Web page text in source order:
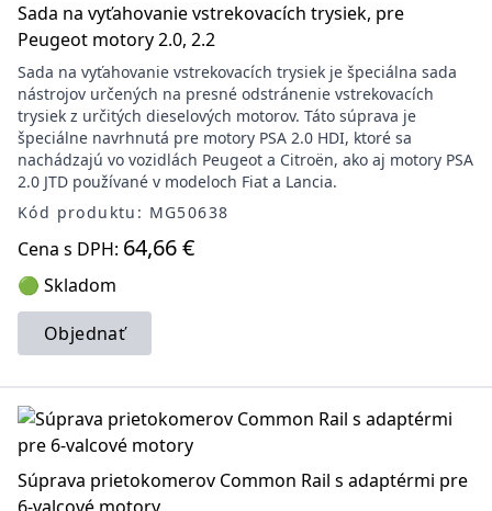
Sada na vyťahovanie vstrekovacích trysiek, pre
Peugeot motory 2.0, 2.2
Sada na vyťahovanie vstrekovacích trysiek je špeciálna sada
nástrojov určených na presné odstránenie vstrekovacích
trysiek z určitých dieselových motorov. Táto súprava je
špeciálne navrhnutá pre motory PSA 2.0 HDI, ktoré sa
nachádzajú vo vozidlách Peugeot a Citroën, ako aj motory PSA
2.0 JTD používané v modeloch Fiat a Lancia.
Kód produktu: MG50638
Cena s DPH: 64,66 €
🟢 Skladom
Objednať
Súprava prietokomerov Common Rail s adaptérmi pre